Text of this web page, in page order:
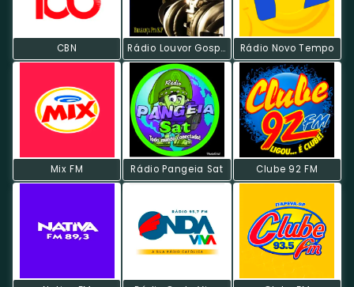
CBN Rádio Louvor Gospel Rádio Novo Tempo
Mix FM Rádio Pangeia Sat Clube 92 FM